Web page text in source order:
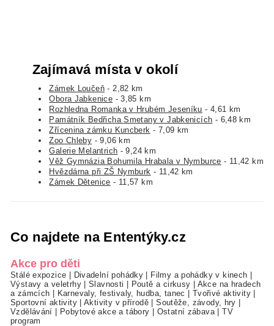
Zajímavá místa v okolí
Zámek Loučeň - 2,82 km
Obora Jabkenice - 3,85 km
Rozhledna Romanka v Hrubém Jeseníku - 4,61 km
Památník Bedřicha Smetany v Jabkenicích - 6,48 km
Zřícenina zámku Kuncberk - 7,09 km
Zoo Chleby - 9,06 km
Galerie Melantrich - 9,24 km
Věž Gymnázia Bohumila Hrabala v Nymburce - 11,42 km
Hvězdárna při ZŠ Nymburk - 11,42 km
Zámek Dětenice - 11,57 km
Co najdete na Ententýky.cz
Akce pro děti
Stálé expozice Divadelní pohádky Filmy a pohádky v kinech
Výstavy a veletrhy|Slavnosti Poutě a cirkusy
Akce na hradech
a zámcích
Karnevaly, festivaly, hudba, tanec Tvořivé aktivity
Sportovní aktivity|Aktivity v přírodě |Soutěže, závody, hry
Vzdělávání
Pobytové akce a tábory Ostatní zábava |TV
program